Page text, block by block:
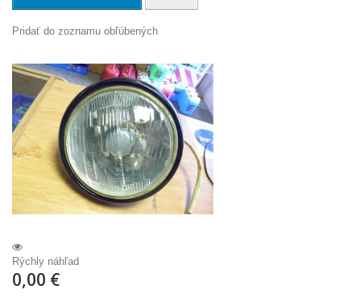
Pridať do zoznamu obľúbených
Rýchly náhľad
0,00 €